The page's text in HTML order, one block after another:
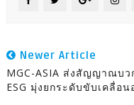
Newer Article
MGC-ASIA ส่งสัญญาณบ
ESG มุ่งยกระดับขับเคลื่อ